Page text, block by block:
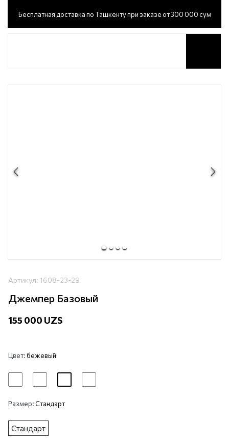
Бесплатная доставка по Ташкенту при заказе от 300 000 сум
Артикул: 1608-23-29
Джемпер Базовый
155 000 UZS
Цвет:бежевый
Размер:Стандарт
Стандарт